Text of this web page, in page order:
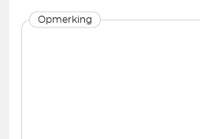
Opmerking